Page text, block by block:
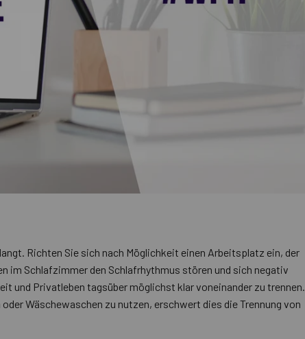
Richten Sie sich nach Möglichkeit einen Arbeitsplatz ein, der
im Schlafzimmer den Schlafrhythmus stören und sich negativ
und Privatleben tagsüber möglichst klar voneinander zu trennen.
Wäschewaschen zu nutzen, erschwert dies die Trennung von